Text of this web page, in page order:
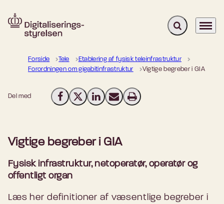
Gå til forsiden Fold søgefelt
Menu
Forside Tele
Etablering af fysisk teleinfrastruktur
Forordningen om gigabitinfrastruktur
Vigtige begreber i GIA
Del med Del på Facebook
Del på X (Twitter)
Del på LinkedIn
Send email
Print
Vigtige begreber i GIA
Fysisk infrastruktur, netoperatør, operatør og
offentligt organ
Læs her definitioner af væsentlige begreber i